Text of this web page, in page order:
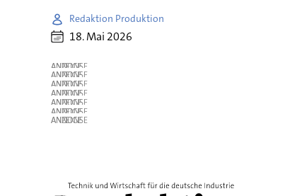
Redaktion Produktion
18. Mai 2026
ANZEIGE
ANZEIGE
ANZEIGE
ANZEIGE
ANZEIGE
ANZEIGE
ANZEIGE